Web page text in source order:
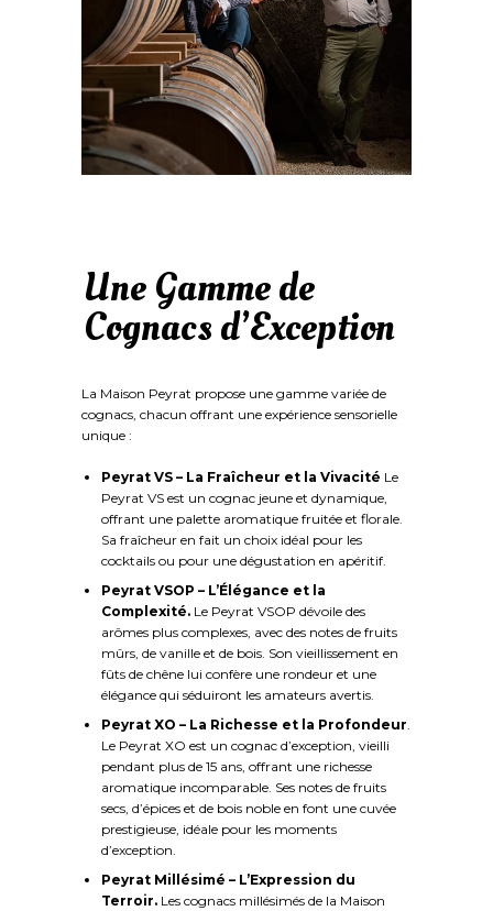
Une Gamme de
Cognacs d’Exception
La Maison Peyrat propose une gamme variée de
cognacs, chacun offrant une expérience sensorielle
unique :
Peyrat VS – La Fraîcheur et la Vivacité Le
Peyrat VS est un cognac jeune et dynamique,
offrant une palette aromatique fruitée et florale.
Sa fraîcheur en fait un choix idéal pour les
cocktails ou pour une dégustation en apéritif.
Peyrat VSOP – L’Élégance et la
Complexité. Le Peyrat VSOP dévoile des
arômes plus complexes, avec des notes de fruits
mûrs, de vanille et de bois. Son vieillissement en
fûts de chêne lui confère une rondeur et une
élégance qui séduiront les amateurs avertis.
Peyrat XO – La Richesse et la Profondeur
Le Peyrat XO est un cognac d’exception, vieilli
pendant plus de 15 ans, offrant une richesse
aromatique incomparable. Ses notes de fruits
secs, d’épices et de bois noble en font une cuvée
prestigieuse, idéale pour les moments
d’exception.
Peyrat Millésimé – L’Expression du
Terroir. Les cognacs millésimés de la Maison